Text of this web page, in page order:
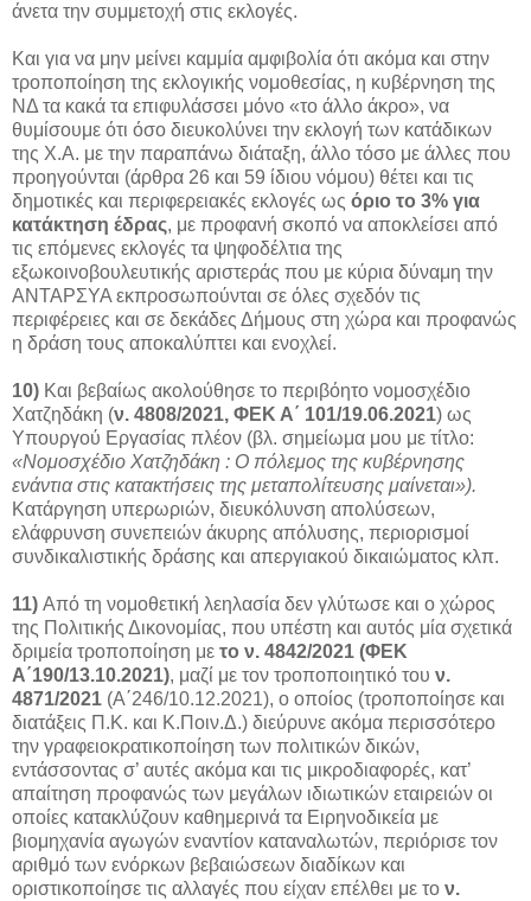
άνετα την συμμετοχή στις εκλογές.
Και για να μην μείνει καμμία αμφιβολία ότι ακόμα και στην
τροποποίηση της εκλογικής νομοθεσίας, η κυβέρνηση της
ΝΔ τα κακά τα επιφυλάσσει μόνο «το άλλο άκρο», να
θυμίσουμε ότι όσο διευκολύνει την εκλογή των κατάδικων
της Χ.Α. με την παραπάνω διάταξη, άλλο τόσο με άλλες που
προηγούνται (άρθρα 26 και 59 ίδιου νόμου) θέτει και τις
δημοτικές και περιφερειακές εκλογές ως όριο το 3% για
κατάκτηση έδρας, με προφανή σκοπό να αποκλείσει από
τις επόμενες εκλογές τα ψηφοδέλτια της
εξωκοινοβουλευτικής αριστεράς που με κύρια δύναμη την
ΑΝΤΑΡΣΥΑ εκπροσωπούνται σε όλες σχεδόν τις
περιφέρειες και σε δεκάδες Δήμους στη χώρα και προφανώς
η δράση τους αποκαλύπτει και ενοχλεί.
10) Και βεβαίως ακολούθησε το περιβόητο νομοσχέδιο
Χατζηδάκη (ν. 4808/2021, ΦΕΚ Α΄ 101/19.06.2021) ως
Υπουργού Εργασίας πλέον (βλ. σημείωμα μου με τίτλο:
«Νομοσχέδιο Χατζηδάκη : Ο πόλεμος της κυβέρνησης
ενάντια στις κατακτήσεις της μεταπολίτευσης μαίνεται»).
Κατάργηση υπερωριών, διευκόλυνση απολύσεων,
ελάφρυνση συνεπειών άκυρης απόλυσης, περιορισμοί
συνδικαλιστικής δράσης και απεργιακού δικαιώματος κλπ.
11) Από τη νομοθετική λεηλασία δεν γλύτωσε και ο χώρος
της Πολιτικής Δικονομίας, που υπέστη και αυτός μία σχετικά
δριμεία τροποποίηση με το ν. 4842/2021 (ΦΕΚ
Α΄190/13.10.2021), μαζί με τον τροποποιητικό του ν.
4871/2021 (Α΄246/10.12.2021), ο οποίος (τροποποίησε και
διατάξεις Π.Κ. και Κ.Ποιν.Δ.) διεύρυνε ακόμα περισσότερο
την γραφειοκρατικοποίηση των πολιτικών δικών,
εντάσσοντας σ’ αυτές ακόμα και τις μικροδιαφορές, κατ’
απαίτηση προφανώς των μεγάλων ιδιωτικών εταιρειών οι
οποίες κατακλύζουν καθημερινά τα Ειρηνοδικεία με
βιομηχανία αγωγών εναντίον καταναλωτών, περιόρισε τον
αριθμό των ενόρκων βεβαιώσεων διαδίκων και
οριστικοποίησε τις αλλαγές που είχαν επέλθει με το ν.